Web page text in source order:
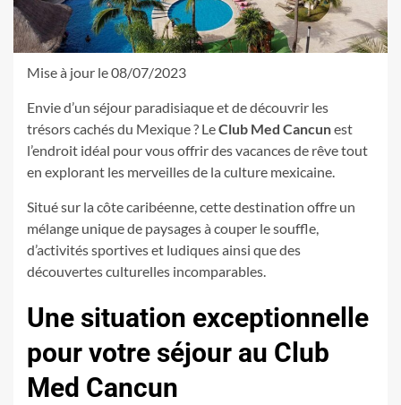
Mise à jour le 08/07/2023
Envie d’un séjour paradisiaque et de découvrir les
trésors cachés du Mexique ? LeClub Med Cancunest
l’endroit idéal pour vous offrir des vacances de rêve tout
en explorant les merveilles de la culture mexicaine.
Situé sur la côte caribéenne, cette destination offre un
mélange unique de paysages à couper le souffle,
d’activités sportives et ludiques ainsi que des
découvertes culturelles incomparables.
Une situation exceptionnelle
pour votre séjour au Club
Med Cancun